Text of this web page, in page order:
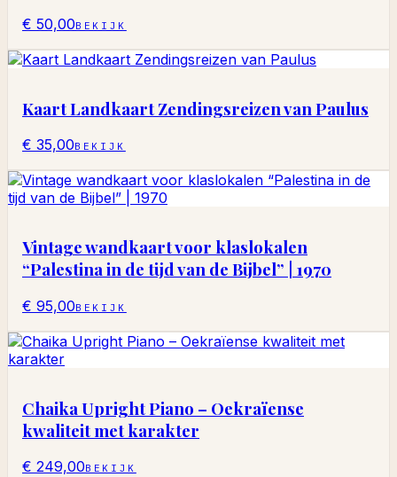
€ 50,00BEKIJK
Kaart Landkaart Zendingsreizen van Paulus
€ 35,00BEKIJK
Vintage wandkaart voor klaslokalen
“Palestina in de tijd van de Bijbel” | 1970
€ 95,00BEKIJK
Chaika Upright Piano – Oekraïense
kwaliteit met karakter
€ 249,00BEKIJK